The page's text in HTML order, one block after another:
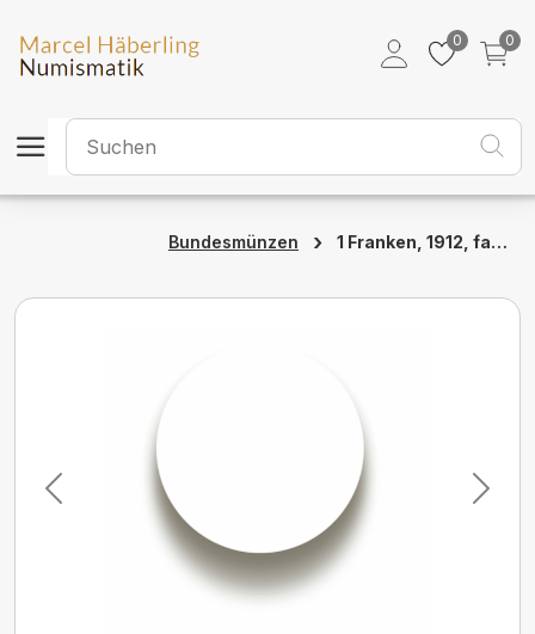
0
0
Bundesmünzen › 1 Franken, 1912, fast unzirkuliert
Previous Next